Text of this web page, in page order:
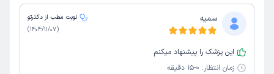
سمیه
نوبت مطب از دکترتو
(
1404/11/07
)
این پزشک را پیشنهاد میکنم
زمان انتظار: 0-15 دقیقه